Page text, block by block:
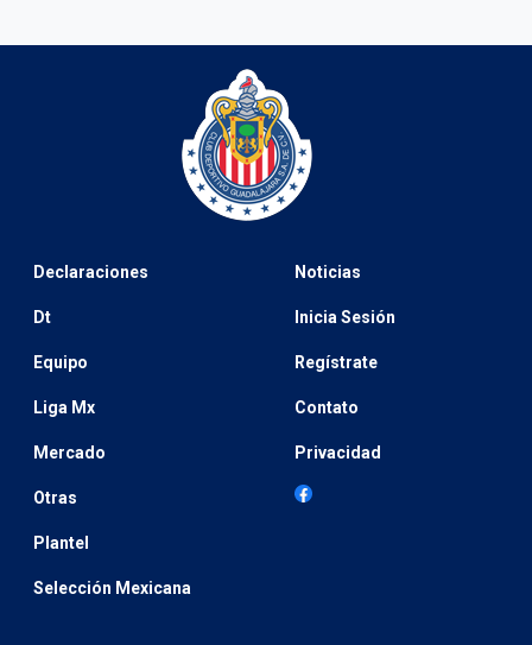
Declaraciones
Dt
Equipo
Liga Mx
Mercado
Otras
Plantel
Selección Mexicana
Noticias
Inicia Sesión
Regístrate
Contato
Privacidad